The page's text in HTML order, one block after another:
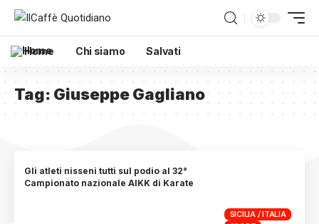
Home Chi siamo Salvati
Tag: Giuseppe Gagliano
SICILIA / ITALIA
Gli atleti nisseni tutti sul podio al 32°
Campionato nazionale AIKK di Karate